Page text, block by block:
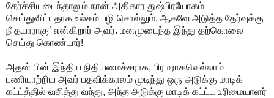
தேர்ச்சியடைந்தாலும் நான் அதிகார துஷ்பிரயோகம்
செய்துவிட்டதாக உல்கம் பழி சொல்லும். ஆகவே அடுத்த தேர்வுக்கு
நீ தயாராகு’ என்கிறார் அவர். மனமுடைந்த இந்து தற்கொலை
செய்து கொண்டார்!
அதன் பின் இந்திய நிதியமைச்சராக, பிரமராகவெல்லாம்
பணியாற்றிய அவர் பதவிக்காலம் முடிந்து ஒரு அடுக்கு மாடிக்
கட்ட்த்தில் வசித்து வந்து, அந்த அடுக்கு மாடிக் கட்ட்ட உரிமையாளர்